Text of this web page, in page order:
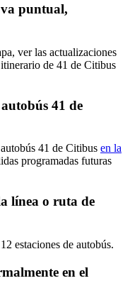
puntual,
ver las actualizaciones
de 41 de Citibus
41 de
41 de Citibus en la
programadas futuras
línea o ruta de
estaciones de autobús.
en el